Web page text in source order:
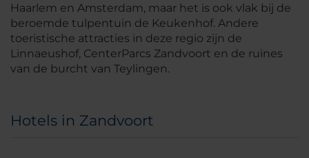
Haarlem en Amsterdam, maar het is ook vlak bij de
beroemde tulpentuin de Keukenhof. Andere
toeristische attracties in deze regio zijn de
Linnaeushof, CenterParcs Zandvoort en de ruïnes
van de burcht van Teylingen.
Hotels in Zandvoort